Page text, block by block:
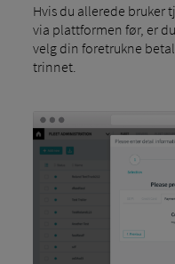
Hvis du allerede bruker
via plattformen før, er
velg din foretrukne
trinnet.